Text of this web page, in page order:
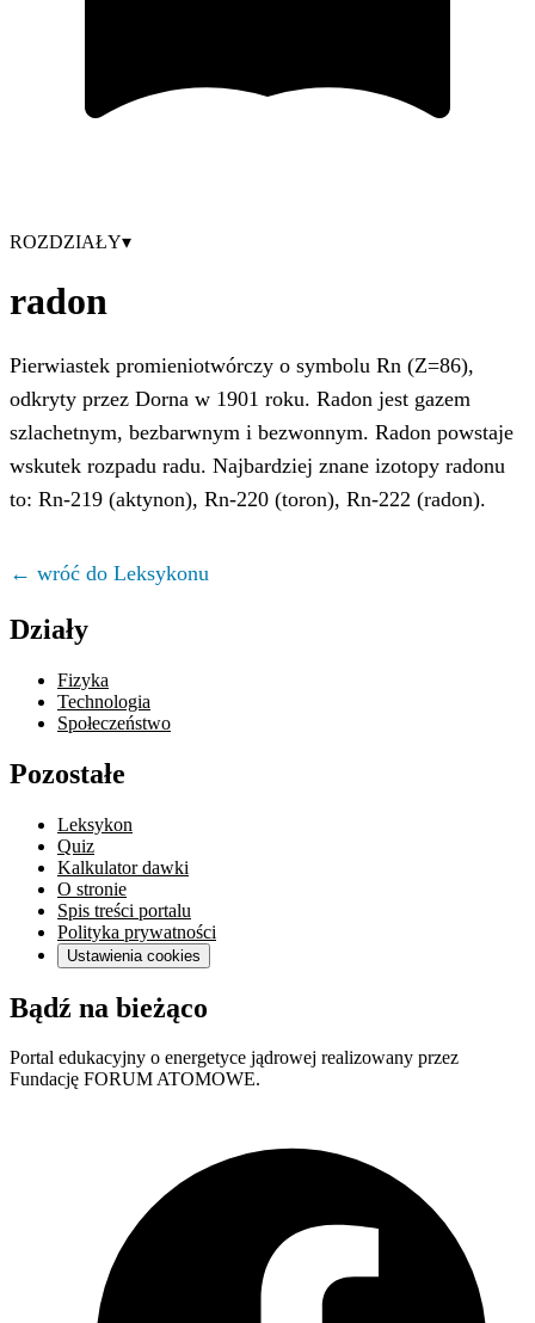
ROZDZIAŁY▾
radon
Pierwiastek promieniotwórczy o symbolu Rn (Z=86),
odkryty przez Dorna w 1901 roku. Radon jest gazem
szlachetnym, bezbarwnym i bezwonnym. Radon powstaje
wskutek rozpadu radu. Najbardziej znane izotopy radonu
to: Rn-219 (aktynon), Rn-220 (toron), Rn-222 (radon).
← wróć do Leksykonu
Działy
Fizyka
Technologia
Społeczeństwo
Pozostałe
Leksykon
Quiz
Kalkulator dawki
O stronie
Spis treści portalu
Polityka prywatności
Ustawienia cookies
Bądź na bieżąco
Portal edukacyjny o energetyce jądrowej realizowany przez
Fundację FORUM ATOMOWE.